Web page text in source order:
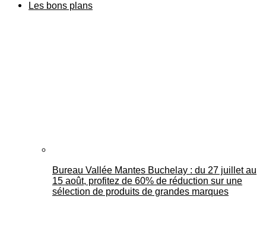
Les bons plans
Bureau Vallée Mantes Buchelay : du 27 juillet au
15 août, profitez de 60% de réduction sur une
sélection de produits de grandes marques